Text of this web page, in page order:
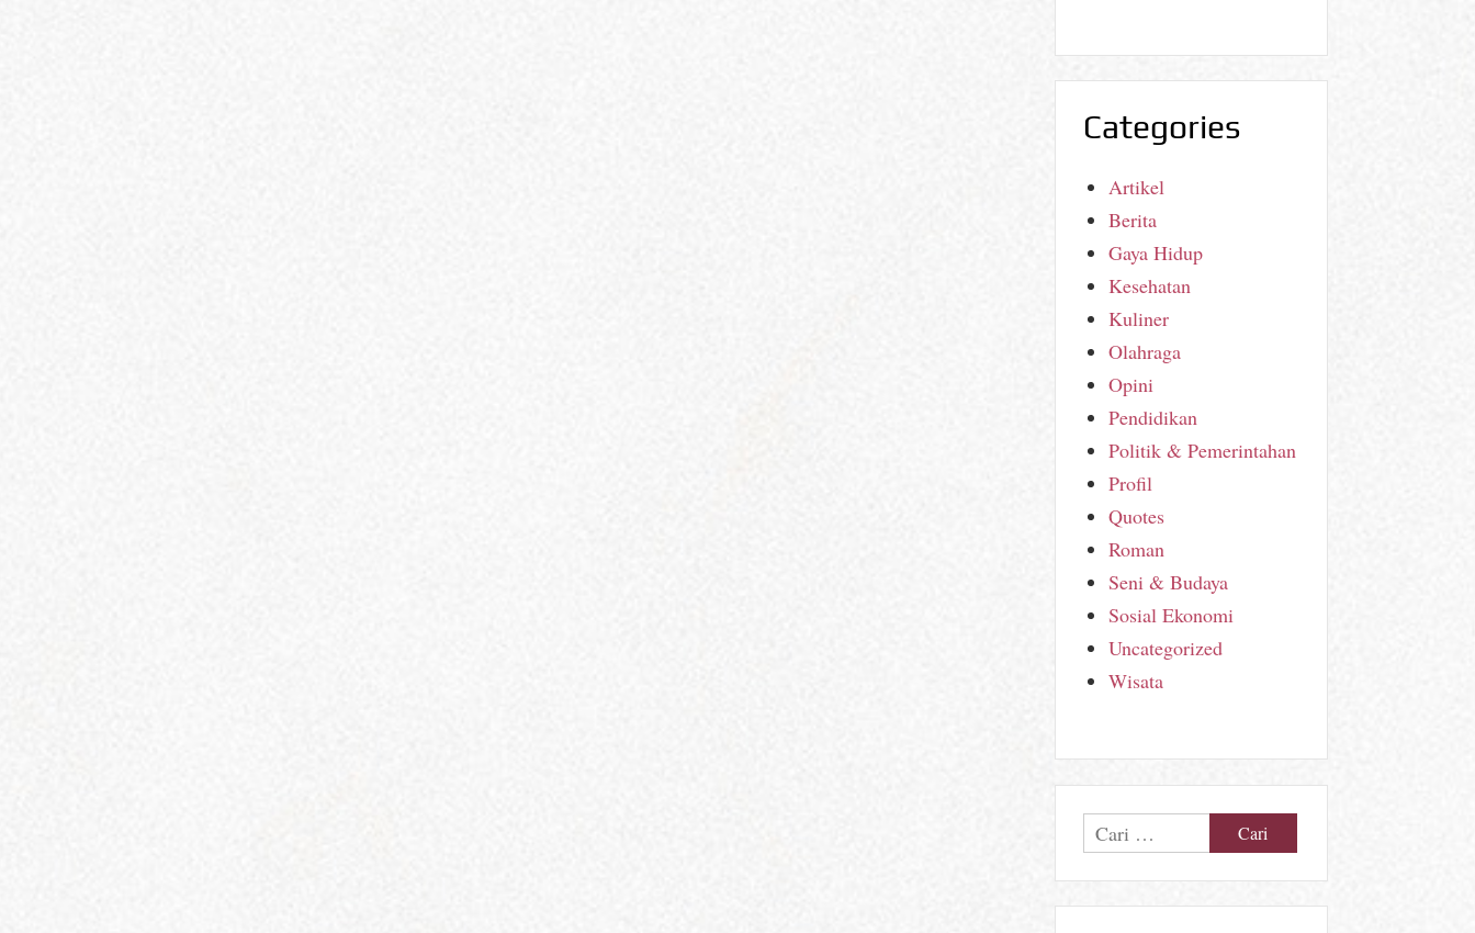
Categories
Artikel
Berita
Gaya Hidup
Kesehatan
Kuliner
Olahraga
Opini
Pendidikan
Politik & Pemerintahan
Profil
Quotes
Roman
Seni & Budaya
Sosial Ekonomi
Uncategorized
Wisata
Cari
untuk: